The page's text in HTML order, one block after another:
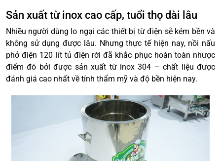
Sản xuất từ inox cao cấp, tuổi thọ dài lâu
Nhiều người dùng lo ngại các thiết bị từ điện sẽ kém bền và
không sử dụng được lâu. Nhưng thực tế hiện nay, nồi nấu
phở điện 120 lít tủ điện rời đã khắc phục hoàn toàn nhược
điểm đó bởi được sản xuất từ inox 304 – chất liệu được
đánh giá cao nhất về tính thẩm mỹ và độ bền hiện nay.